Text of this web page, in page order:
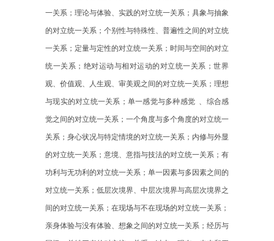
一关系；理论与体验、实践的对立统一关系；具象与抽象
的对立统一关系；个别性与特殊性、普遍性之间的对立统
一关系；定量与定性的对立统一关系；时间与空间的对立
统一关系；绝对运动与相对运动的对立统一关系；世界
观、价值观、人生观、审美观之间的对立统一关系；理想
与现实的对立统一关系；单一感觉与多种感觉 、综合感
觉之间的对立统一关系；一个角度与多个角度的对立统一
关系；身心状况与特定情境的对立统一关系；内修与外显
的对立统一关系；意境、意指与技法的对立统一关系；有
功利与无功利的对立统一关系；单一因素与多因素之间的
对立统一关系；低层次境界、中层次境界与高层次境界之
间的对立统一关系；在现场与不在现场的对立统一关系；
亲身体验与没有体验、想象之间的对立统一关系；经历与